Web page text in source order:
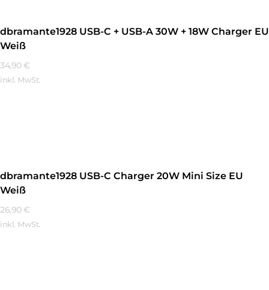
dbramante1928 USB-C + USB-A 30W + 18W Charger EU
Weiß
34,90 €
inkl. MwSt.
dbramante1928 USB-C Charger 20W Mini Size EU
Weiß
26,90 €
inkl. MwSt.